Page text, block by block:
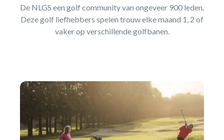
De NLGS een golf community van ongeveer 900 leden.
Deze golf liefhebbers spelen trouw elke maand 1, 2 of
vaker op verschillende golfbanen.